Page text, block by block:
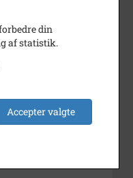
(Kalundborg
(1000-2050)
din
af statistik.
Accepter valgte